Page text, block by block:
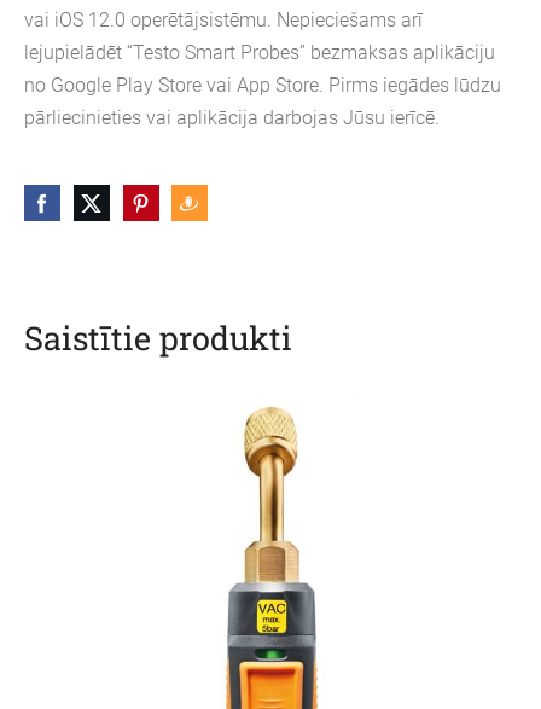
vai iOS 12.0 operētājsistēmu. Nepieciešams arī
lejupielādēt “Testo Smart Probes” bezmaksas aplikāciju
no Google Play Store vai App Store. Pirms iegādes lūdzu
pārliecinieties vai aplikācija darbojas Jūsu ierīcē.
Saistītie produkti